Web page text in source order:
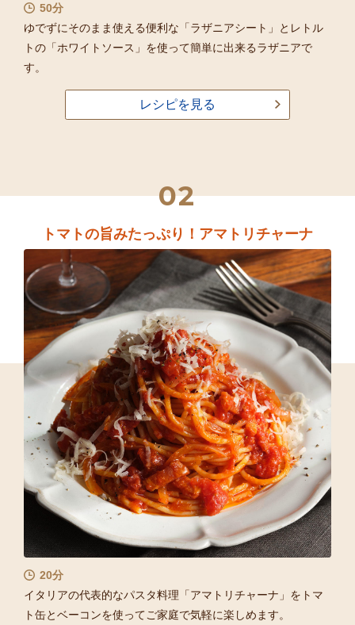
50分
ゆでずにそのまま使える便利な「ラザニアシート」とレトル
トの「ホワイトソース」を使って簡単に出来るラザニアで
す。
レシピを見る
02
トマトの旨みたっぷり！アマトリチャーナ
20分
イタリアの代表的なパスタ料理「アマトリチャーナ」をトマ
ト缶とベーコンを使ってご家庭で気軽に楽しめます。